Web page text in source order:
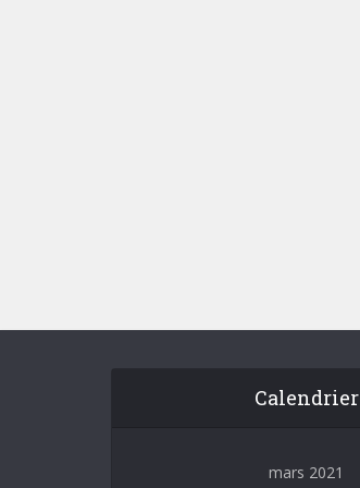
Calendrier
mars 2021